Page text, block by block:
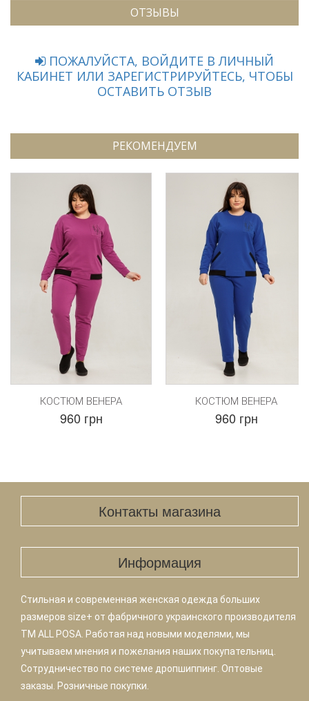
ОТЗЫВЫ
ПОЖАЛУЙСТА, ВОЙДИТЕ В ЛИЧНЫЙ
КАБИНЕТ ИЛИ ЗАРЕГИСТРИРУЙТЕСЬ, ЧТОБЫ
ОСТАВИТЬ ОТЗЫВ
РЕКОМЕНДУЕМ
КОСТЮМ ВЕНЕРА
960 грн
КОСТЮМ ВЕНЕРА
960 грн
Контакты магазина
Информация
Стильная и современная женская одежда больших
размеров size+ от фабричного украинского производителя
TM ALL POSA. Работая над новыми моделями, мы
учитываем мнения и пожелания наших покупательниц.
Сотрудничество по системе дропшиппинг. Оптовые
заказы. Розничные покупки.